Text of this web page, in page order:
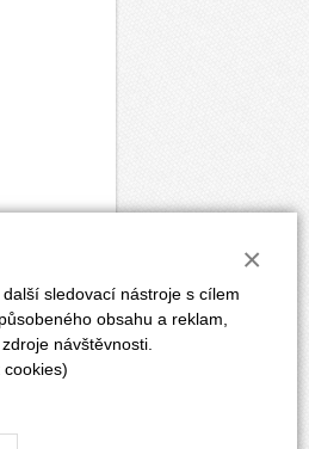
PŘEDPLATNÉ
sledovací nástroje s cílem
obsahu a reklam,
návštěvnosti.
×